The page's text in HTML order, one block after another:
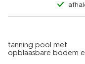
tanning pool met
opblaasbare bodem